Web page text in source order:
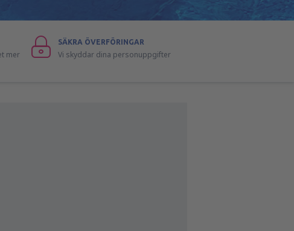
mer
SÄKRA ÖVERFÖRINGAR
Vi skyddar dina personuppgifter